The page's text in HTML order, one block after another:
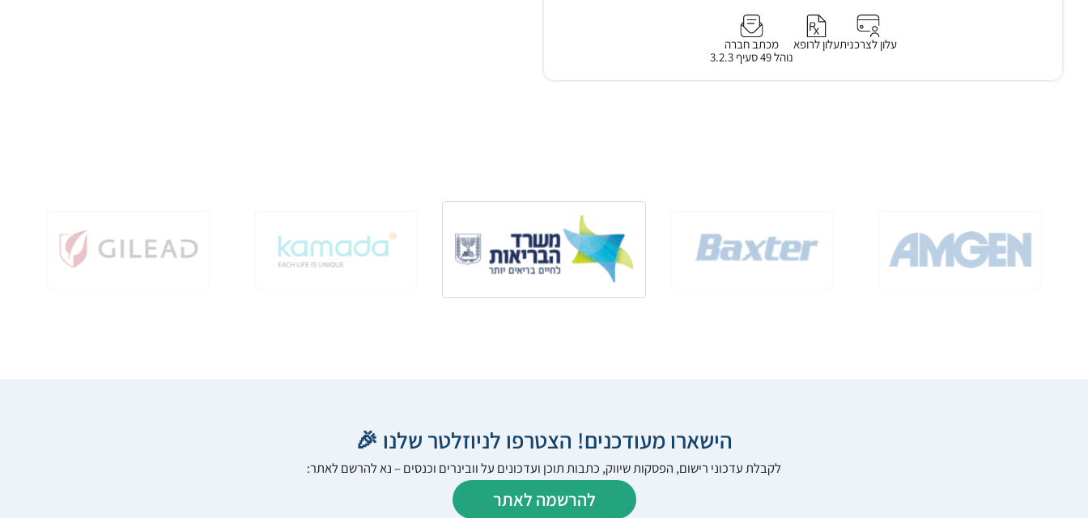
עלון לצרכניתעלון לרופא
מכתב חברה
נוהל 49 סעיף 3.2.3
הישארו מעודכנים! הצטרפו לניוזלטר שלנו 🎉
לקבלת עדכוני רישום, הפסקות שיווק, כתבות תוכן ועדכונים על וובינרים וכנסים – נא להרשם לאתר:
להרשמה לאתר